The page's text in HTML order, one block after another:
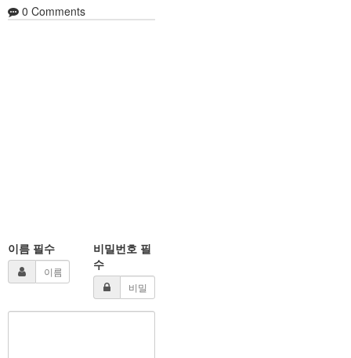
0 Comments
이름 필수 비밀번호 필
수